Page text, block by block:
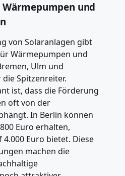
und
von Solaranlagen gibt
Wärmepumpen und
Ulm und
Spitzenreiter.
ist, dass die Förderung
oft von der
In Berlin können
Euro erhalten,
Euro bietet. Diese
machen die